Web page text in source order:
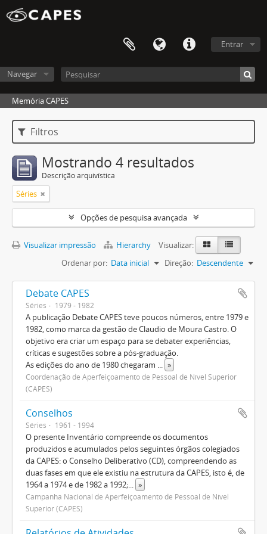
Entrar
Navegar
Memória CAPES
Filtros
Mostrando 4 resultados
Descrição arquivística
Séries
Opções de pesquisa avançada
Visualizar impressão Hierarchy
Visualizar:
Ordenar por: Data inicial Direção: Descendente
Debate CAPES
Séries 1979 - 1982
A publicação Debate CAPES teve poucos números, entre 1979 e
1982, como marca da gestão de Claudio de Moura Castro. O
objetivo era criar um espaço para se debater experiências,
críticas e sugestões sobre a pós-graduação.
As edições do ano de 1980 chegaram ... »
Coordenação de Aperfeiçoamento de Pessoal de Nível Superior
(CAPES)
Conselhos
Séries 1961 - 1994
O presente Inventário compreende os documentos
produzidos e acumulados pelos seguintes órgãos colegiados
da CAPES: o Conselho Deliberativo (CD), compreendendo as
duas fases em que ele existiu na estrutura da CAPES, isto é, de
1964 a 1974 e de 1982 a 1992;... »
Campanha Nacional de Aperfeiçoamento de Pessoal de Nível
Superior (CAPES)